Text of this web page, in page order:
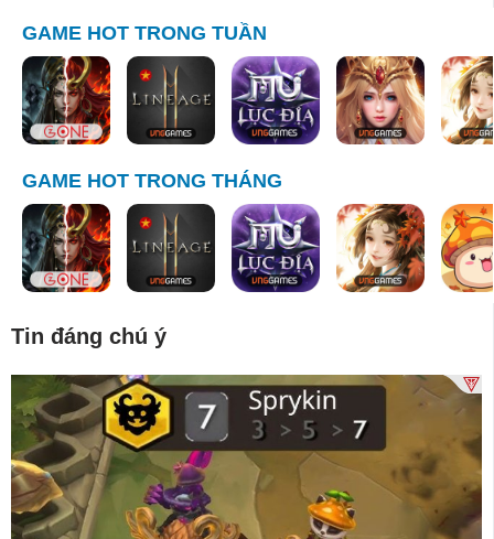
GAME HOT TRONG TUẦN
GAME HOT TRONG THÁNG
Tin đáng chú ý